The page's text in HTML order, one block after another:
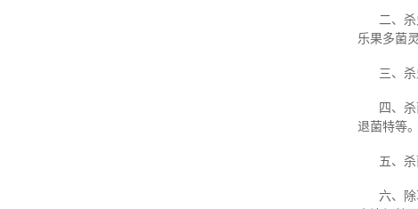
二、
乐果多菌
三、
四、
退菌特等。
五、
六、